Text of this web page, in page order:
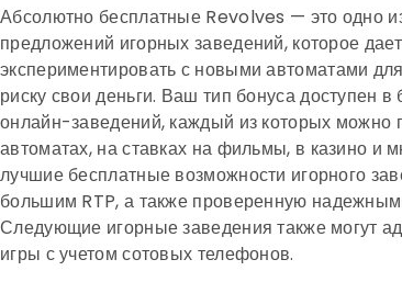
Абсолютно бесплатные Revolves — это одно
предложений игорных заведений, которое
экспериментировать с новыми автоматами
риску свои деньги. Ваш тип бонуса доступен
онлайн-заведений, каждый из которых можно
автоматах, на ставках на фильмы, в казино и
лучшие бесплатные возможности игорного
большим RTP, а также проверенную
Следующие игорные заведения также могут
игры с учетом сотовых телефонов.